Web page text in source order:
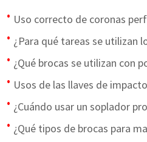
Uso correcto de coronas
¿Para qué tareas se utilizan
¿Qué brocas se utilizan con
Usos de las llaves de impacto
¿Cuándo usar un soplador
¿Qué tipos de brocas para